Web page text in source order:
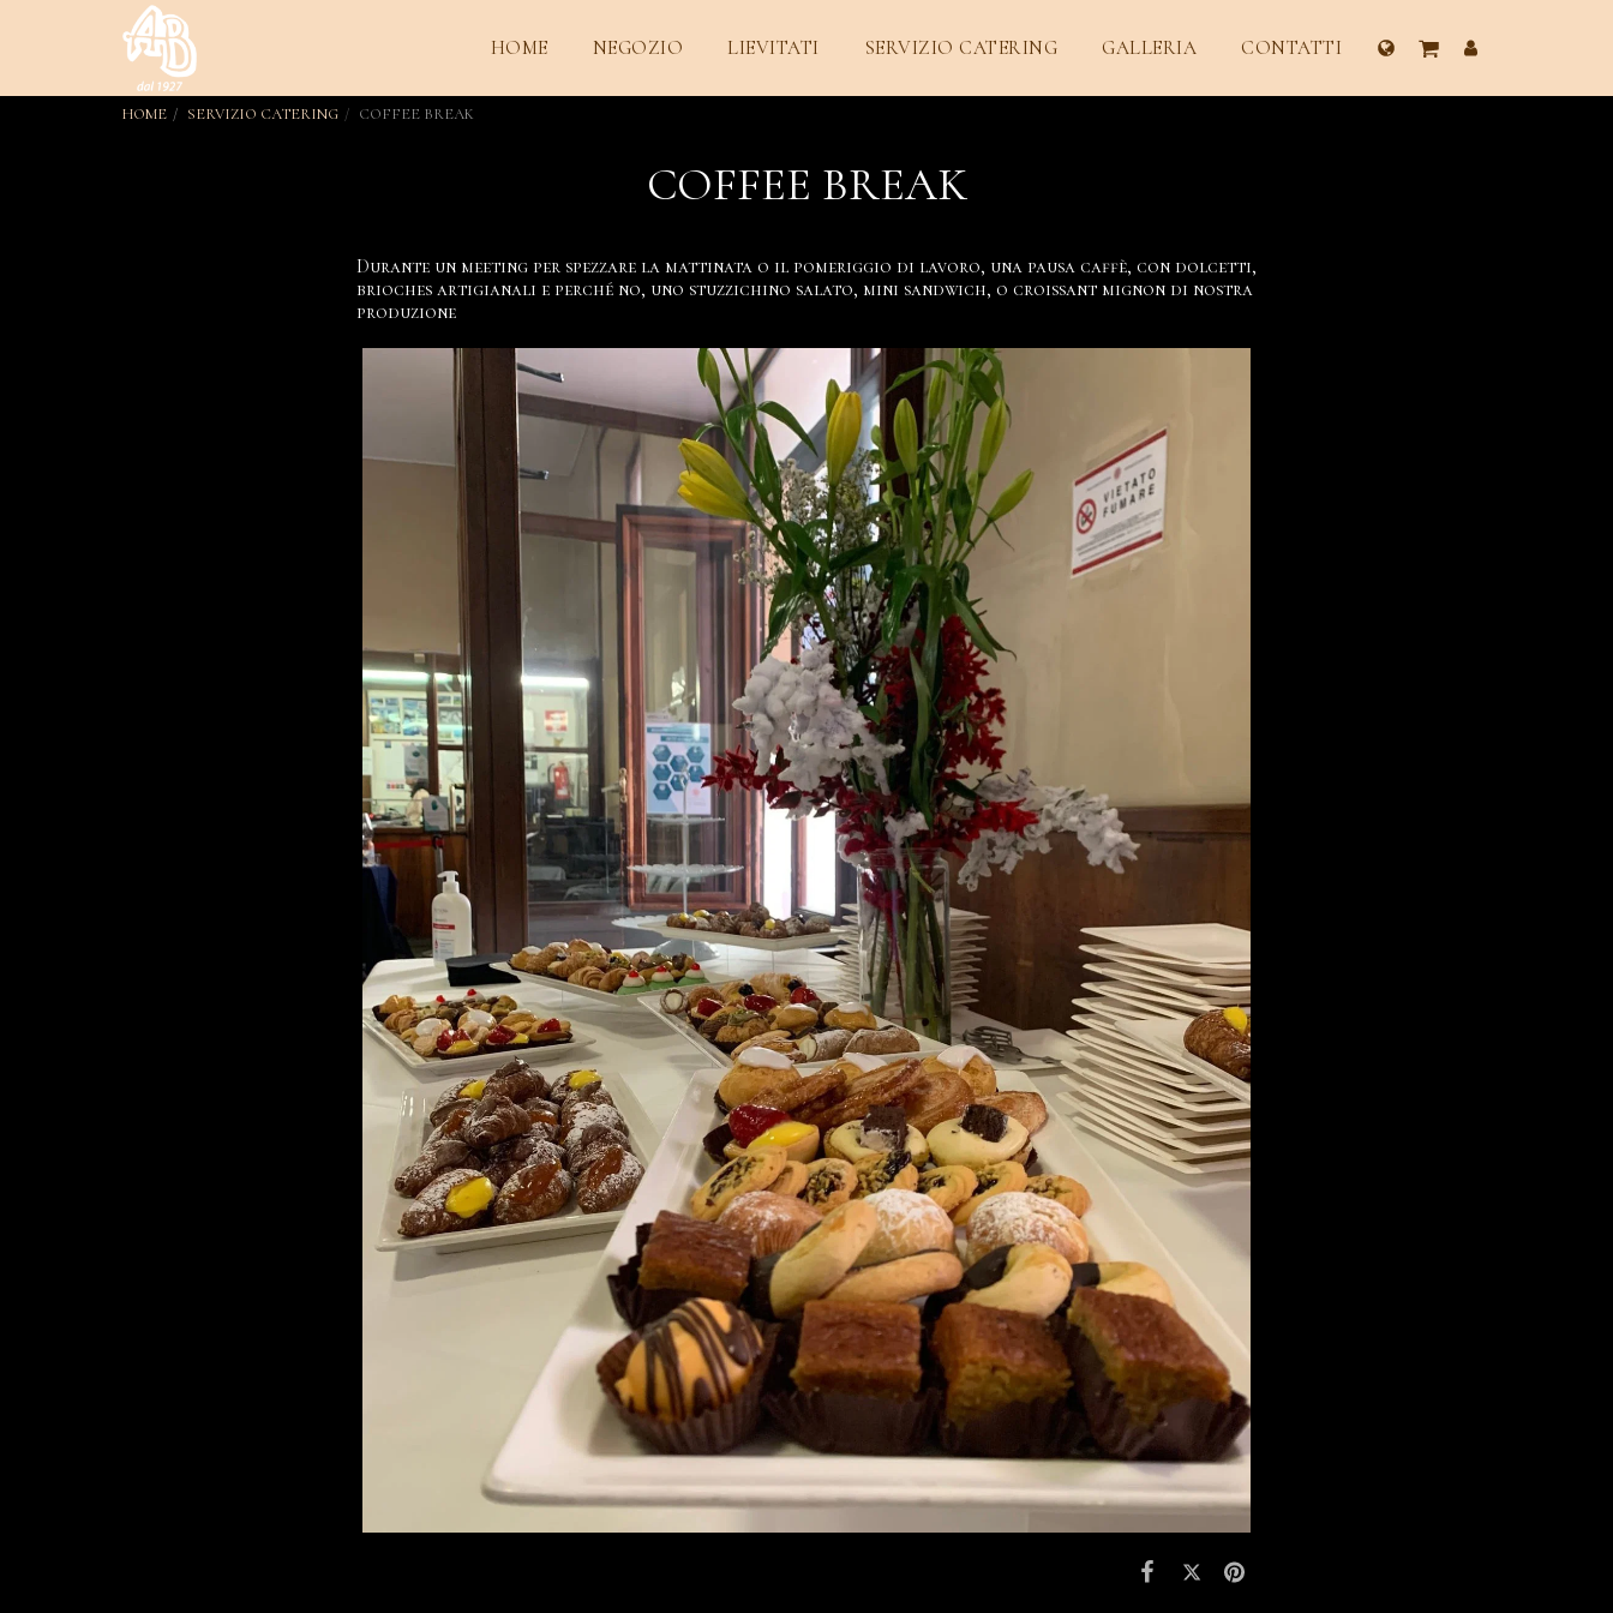
HOME NEGOZIO LIEVITATI SERVIZIO CATERING GALLERIA CONTATTI
HOME SERVIZIO CATERING COFFEE BREAK
COFFEE BREAK
Durante un meeting per spezzare la mattinata o il pomeriggio di lavoro, una pausa caffè, con dolcetti,
brioches artigianali e perché no, uno stuzzichino salato, mini sandwich, o croissant mignon di nostra
produzione